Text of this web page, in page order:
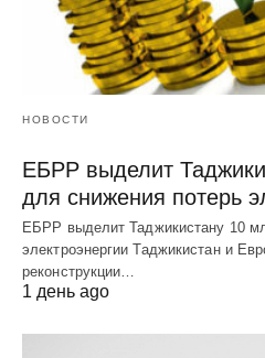
НОВОСТИ
ЕБРР выделит
для снижения потерь
ЕБРР выделит Таджикистану 10
электроэнергии Таджикистан и
реконструкции…
1 день ago